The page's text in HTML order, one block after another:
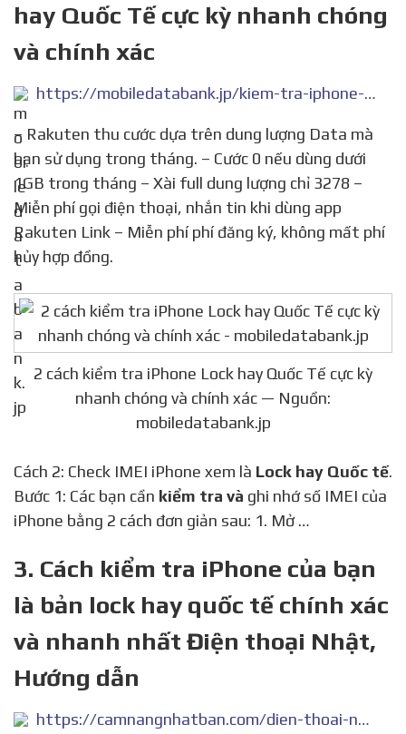
hay Quốc Tế cực kỳ nhanh chóng
và chính xác
https://mobiledatabank.jp/kiem-tra-iphone-lock-hay-quoc-te/
– Rakuten thu cước dựa trên dung lượng Data mà
bạn sử dụng trong tháng. – Cước 0 nếu dùng dưới
1GB trong tháng – Xài full dung lượng chỉ 3278 –
Miễn phí gọi điện thoại, nhắn tin khi dùng app
Rakuten Link – Miễn phí phí đăng ký, không mất phí
hủy hợp đồng.
2 cách kiểm tra iPhone Lock hay Quốc Tế cực kỳ
nhanh chóng và chính xác — Nguồn:
mobiledatabank.jp
Cách 2: Check IMEI iPhone xem là Lock hay Quốc tế.
Bước 1: Các bạn cần kiểm tra và ghi nhớ số IMEI của
iPhone bằng 2 cách đơn giản sau: 1. Mở …
3. Cách kiểm tra iPhone của bạn
là bản lock hay quốc tế chính xác
và nhanh nhất Điện thoại Nhật,
Hướng dẫn
https://camnangnhatban.com/dien-thoai-nhat/cach-kiem-tra-iphone-cua-ban-la-ban-lock-hay-quoc-te-chinh-xac-va-nhanh-nhat.html